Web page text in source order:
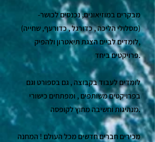
-מבקרים במוזיאונים, נכנסים לכושר
(מסלולי הליכה , כדורגל , כדורעף, שחייה)
,לומדים לביים הצגת תיאטרון ולהפיק
פרויקטים ביחד.
בפרויקטים משותפים , ומפתחים כישורי
מנהיגות וחשיבה מחוץ לקופסה.
מכירים חברים חדשים מכל העולם ! המחנה